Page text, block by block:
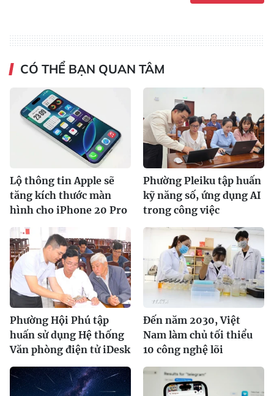
CÓ THỂ BẠN QUAN TÂM
Lộ thông tin Apple sẽ
tăng kích thước màn
hình cho iPhone 20 Pro
Phường Pleiku tập huấn
kỹ năng số, ứng dụng AI
trong công việc
Phường Hội Phú tập
huấn sử dụng Hệ thống
Văn phòng điện tử iDesk
Đến năm 2030, Việt
Nam làm chủ tối thiểu
10 công nghệ lõi